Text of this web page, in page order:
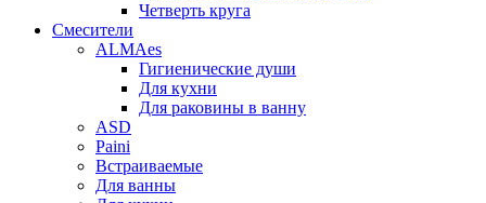
Четверть круга
Смесители
ALMAes
Гигиенические души
Для кухни
Для раковины в ванну
ASD
Paini
Встраиваемые
Для ванны